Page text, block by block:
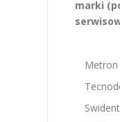
marki
Metron
Swident